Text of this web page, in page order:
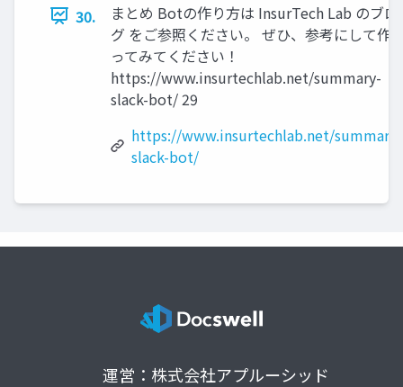
30.
まとめ Botの作り方は InsurTech Lab のブロ
グ をご参照ください。 ぜひ、参考にして作
ってみてください！
https://www.insurtechlab.net/summary-
slack-bot/ 29
https://www.insurtechlab.net/summary-
slack-bot/
運営：株式会社アプルーシッド